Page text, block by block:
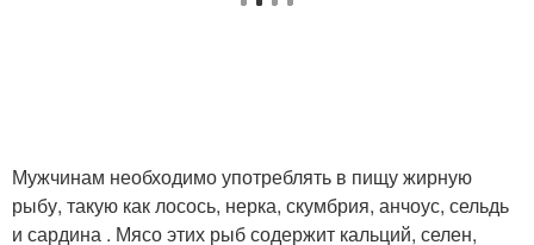
Мужчинам необходимо употреблять в пищу жирную
рыбу, такую как лосось, нерка, скумбрия, анчоус, сельдь
и сардина . Мясо этих рыб содержит кальций, селен,